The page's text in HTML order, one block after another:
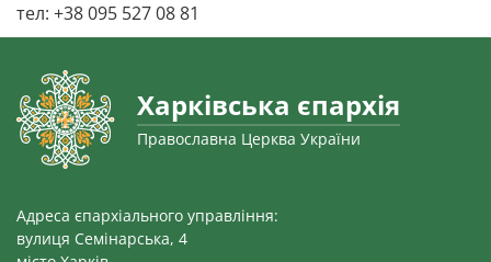
тел: +38 095 527 08 81
Харківська єпархія
Православна Церква України
Адреса єпархіального управління:
вулиця Семінарська, 4